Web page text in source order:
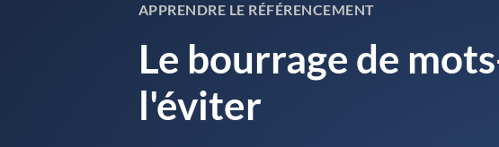
APPRENDRE LE RÉFÉRENCEMENT
Le bourrage de
l'éviter